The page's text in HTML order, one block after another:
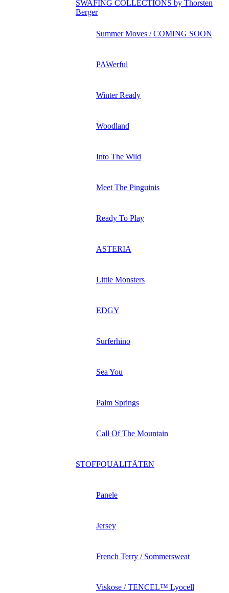
SWAFING COLLECTIONS by Thorsten
Berger
Summer Moves / COMING SOON
PAWerful
Winter Ready
Woodland
Into The Wild
Meet The Pinguinis
Ready To Play
ASTERIA
Little Monsters
EDGY
Surferhino
Sea You
Palm Springs
Call Of The Mountain
STOFFQUALITÄTEN
Panele
Jersey
French Terry / Sommersweat
Viskose / TENCEL™ Lyocell